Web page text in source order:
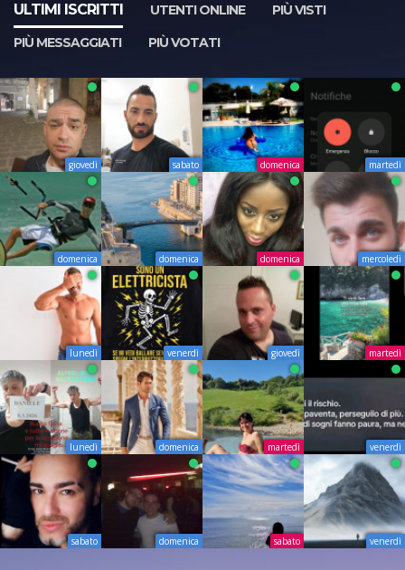
ULTIMI ISCRITTI UTENTI ONLINE
PIÙ VISTI
PIÙ MESSAGGIATI
PIÙ VOTATI
giovedì sabato domenica martedì
domenica domenica domenica mercoledì
lunedì venerdì giovedì martedì
lunedì domenica martedì venerdì
sabato domenica sabato venerdì